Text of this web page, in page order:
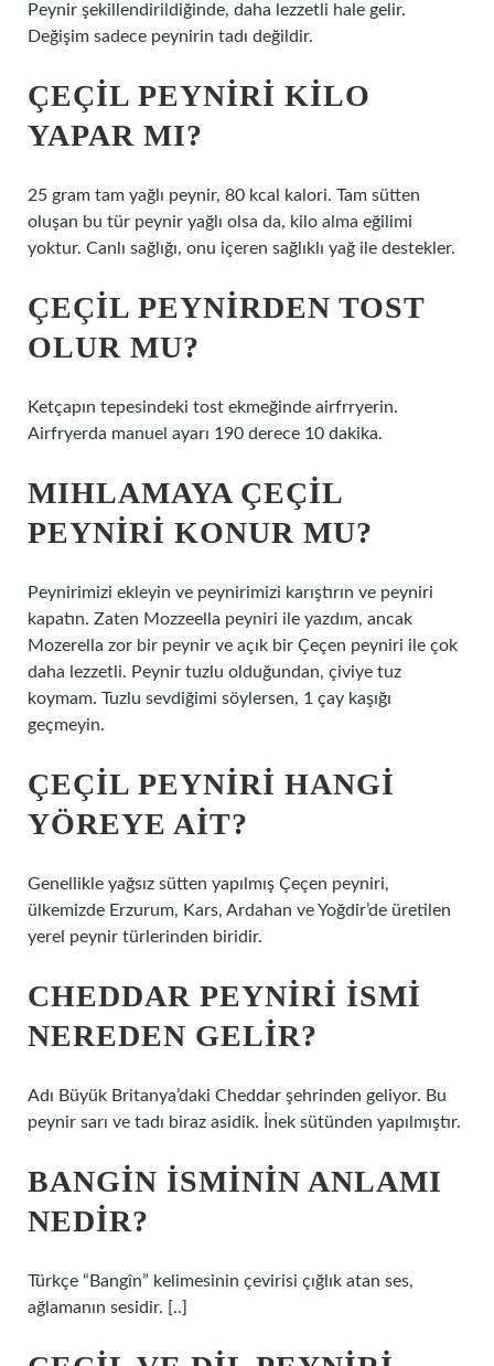
Peynir şekillendirildiğinde, daha lezzetli hale gelir.
Değişim sadece peynirin tadı değildir.
ÇEÇIL PEYNIRI KILO
YAPAR MI?
25 gram tam yağlı peynir, 80 kcal kalori. Tam sütten
oluşan bu tür peynir yağlı olsa da, kilo alma eğilimi
yoktur. Canlı sağlığı, onu içeren sağlıklı yağ ile destekler.
ÇEÇIL PEYNIRDEN TOST
OLUR MU?
Ketçapın tepesindeki tost ekmeğinde airfrryerin.
Airfryerda manuel ayarı 190 derece 10 dakika.
MIHLAMAYA ÇEÇIL
PEYNIRI KONUR MU?
Peynirimizi ekleyin ve peynirimizi karıştırın ve peyniri
kapatın. Zaten Mozzeella peyniri ile yazdım, ancak
Mozerella zor bir peynir ve açık bir Çeçen peyniri ile çok
daha lezzetli. Peynir tuzlu olduğundan, çiviye tuz
koymam. Tuzlu sevdiğimi söylersen, 1 çay kaşığı
geçmeyin.
ÇEÇIL PEYNIRI HANGI
YÖREYE AIT?
Genellikle yağsız sütten yapılmış Çeçen peyniri,
ülkemizde Erzurum, Kars, Ardahan ve Yoğdir’de üretilen
yerel peynir türlerinden biridir.
CHEDDAR PEYNIRI ISMI
NEREDEN GELIR?
Adı Büyük Britanya’daki Cheddar şehrinden geliyor. Bu
peynir sarı ve tadı biraz asidik. İnek sütünden yapılmıştır.
BANGIN ISMININ ANLAMI
NEDIR?
Türkçe “Bangîn” kelimesinin çevirisi çığlık atan ses,
ağlamanın sesidir. [..]